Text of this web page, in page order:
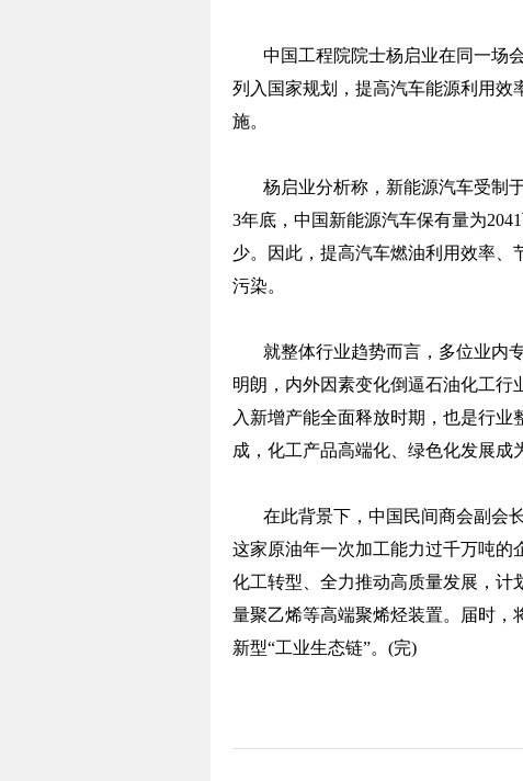
中国工程院院士杨启业在同一场
列入国家规划，提高汽车能源利用效
施。
杨启业分析称，新能源汽车受制
3年底，中国新能源汽车保有量为
少。因此，提高汽车燃油利用效率
污染。
就整体行业趋势而言，多位业内
明朗，内外因素变化倒逼石油化工行
入新增产能全面释放时期，也是行
成，化工产品高端化、绿色化发展成
在此背景下，中国民间商会副会
这家原油年一次加工能力过千万吨的
化工转型、全力推动高质量发展，计
量聚乙烯等高端聚烯烃装置。届时，
新型“工业生态链”。(完)